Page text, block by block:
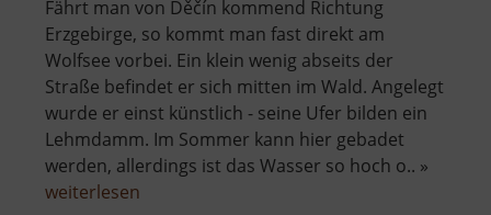
Fährt man von Děčín kommend Richtung
Erzgebirge, so kommt man fast direkt am
Wolfsee vorbei. Ein klein wenig abseits der
Straße befindet er sich mitten im Wald. Angelegt
wurde er einst künstlich - seine Ufer bilden ein
Lehmdamm. Im Sommer kann hier gebadet
werden, allerdings ist das Wasser so hoch o.. »
weiterlesen